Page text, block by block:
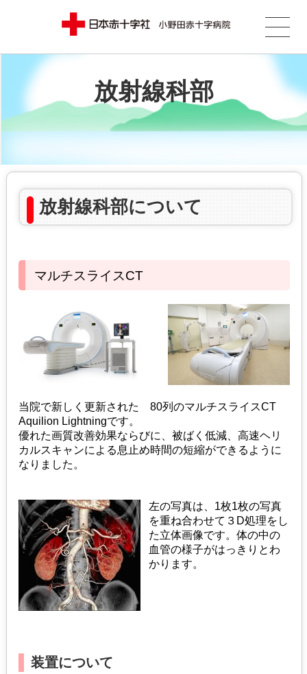
放射線科部
放射線科部について
マルチスライスCT
当院で新しく更新された 80列のマルチスライスCT
Aquilion Lightningです。
優れた画質改善効果ならびに、被ばく低減、高速ヘリ
カルスキャンによる息止め時間の短縮ができるように
なりました。
左の写真は、1枚1枚の写真
を重ね合わせて３D処理をし
た立体画像です。体の中の
血管の様子がはっきりとわ
かります。
装置について